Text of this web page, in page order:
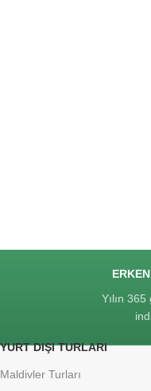
Yılın
YURT DIŞI TURLARI
Maldivler Turları